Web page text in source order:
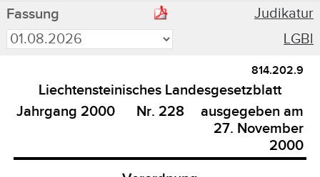
Fassung
Judikatur
LGBl